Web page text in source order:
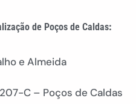
de Poços de Caldas:
e Almeida
C – Poços de Caldas